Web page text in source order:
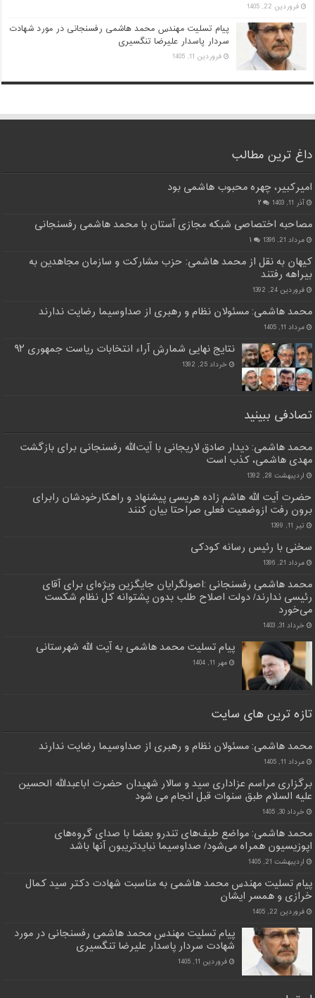
فروردین 22, 1405
پیام تسلیت مهندس محمد هاشمی رفسنجانی در مورد شهادت
سردار پاسدار علیرضا تنگسیری
فروردین 11, 1405
داغ ترین مطالب
امیرکبیر، چهره محبوب هاشمی بود
آذر 11, 1403 ۲
مصاحبه اختصاصی شبکه مجازی آستان با محمد هاشمی رفسنجانی
مرداد 21, 1396 ۱
کیهان به نقل از محمد هاشمی: حزب مشارکت و سازمان مجاهدین به
بیراهه رفتند
فروردین 24, 1392
محمد هاشمی: مسئولان نظام و رهبری از صداوسیما رضایت ندارند
مرداد 11, 1405
نتایج نهایی شمارش آراء انتخابات ریاست جمهوری ۹۲
خرداد 25, 1392
تصادفی ببینید
محمد هاشمی: دیدار صادق ‌لاریجانی با آیت‌الله رفسنجانی برای بازگشت
مهدی هاشمی، کذب است
اردیبهشت 28, 1392
حضرت آیت الله هاشم زاده هریسی پیشنهاد و راهکارخودشان رابرای
برون رفت ازوضعیت فعلی صراحتا بیان کنند
تیر 11, 1399
سخنی با رئیس رسانه کودکی
مرداد 21, 1396
محمد هاشمی رفسنجانی :اصولگرایان جایگزین ویژه‌ای برای آقای
رئیسی ندارند/ دولت اصلاح طلب بدون پشتوانه کل نظام شکست
می‌خورد
خرداد 31, 1403
پیام تسلیت محمد هاشمی به آیت الله شهرستانی
مهر 11, 1404
تازه ترین های سایت
محمد هاشمی: مسئولان نظام و رهبری از صداوسیما رضایت ندارند
مرداد 11, 1405
برگزاری مراسم عزاداری سید و سالار شهیدان حضرت اباعبدالله الحسین
علیه السلام طبق سنوات قبل انجام می شود
خرداد 30, 1405
محمد هاشمی: مواضع طیف‌های تندرو بعضا با صدای گروه‌های
اپوزیسیون همراه می‌شود/ صداوسیما نبایدتریبون آنها باشد
اردیبهشت 21, 1405
پیام تسلیت مهندس محمد هاشمی به مناسبت شهادت دکتر سید کمال
خرازی و همسر ایشان
فروردین 22, 1405
پیام تسلیت مهندس محمد هاشمی رفسنجانی در مورد
شهادت سردار پاسدار علیرضا تنگسیری
فروردین 11, 1405